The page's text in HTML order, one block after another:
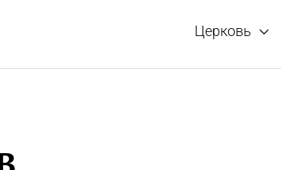
Церковь